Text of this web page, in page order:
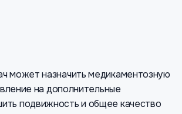
может назначить медикаментозную
на дополнительные
подвижность и общее качество